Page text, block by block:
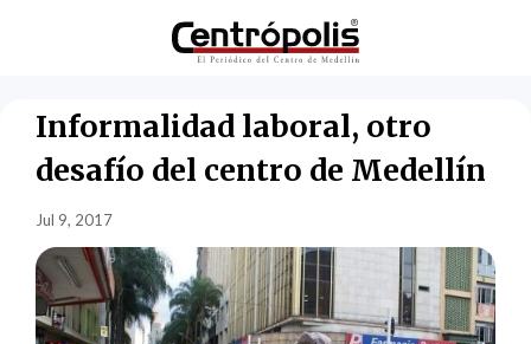
Informalidad laboral, otro
desafío del centro de Medellín
Jul 9, 2017